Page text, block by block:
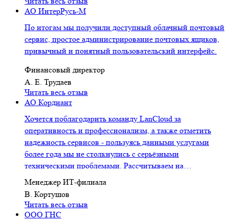
АО ИнтерРусь-М
По итогам мы получили доступный облачный почтовый
сервис, простое администрирование почтовых ящиков,
привычный и понятный пользовательский интерфейс.
Финансовый директор
А. Е. Трудаев
Читать весь отзыв
АО Кордиант
Хочется поблагодарить команду LanCloud за
оперативность и профессионализм, а также отметить
надежность сервисов - пользуясь данными услугами
более года мы не столкнулись с серьёзными
техническими проблемами. Рассчитываем на
дальнейшее п...
Менеджер ИТ-филиала
В. Кортушов
Читать весь отзыв
ООО ГНС